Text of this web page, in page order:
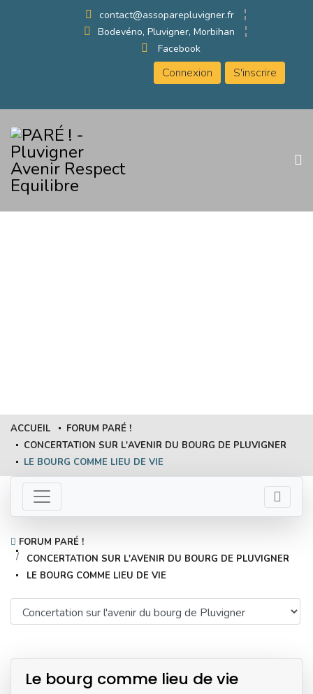
contact@assoparepluvigner.fr
Bodevéno, Pluvigner, Morbihan
Facebook
Connexion S'inscrire
ACCUEIL
FORUM PARÉ !
CONCERTATION SUR L'AVENIR DU BOURG DE PLUVIGNER
LE BOURG COMME LIEU DE VIE
FORUM PARÉ !
CONCERTATION SUR L'AVENIR DU BOURG DE PLUVIGNER
LE BOURG COMME LIEU DE VIE
Le bourg comme lieu de vie